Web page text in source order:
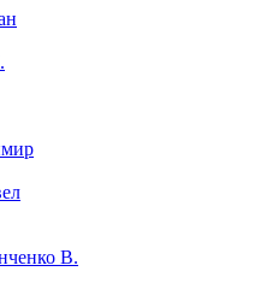
В.